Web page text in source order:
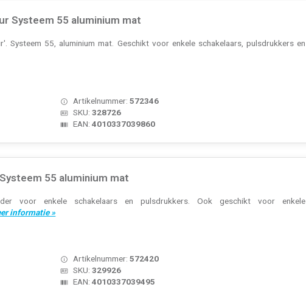
Systeem 55 aluminium mat
Systeem 55, aluminium mat. Geschikt voor enkele schakelaars, pulsdrukkers en
Artikelnummer:572346
SKU:328726
EAN:4010337039860
55 aluminium mat
voor enkele schakelaars en pulsdrukkers. Ook geschikt voor enkele
informatie »
Artikelnummer:572420
SKU:329926
EAN:4010337039495